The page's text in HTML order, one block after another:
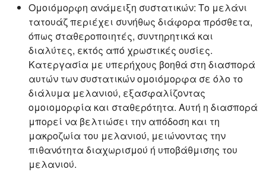
Ομοιόμορφη ανάμειξη συστατικών: Το μελάνι
τατουάζ περιέχει συνήθως διάφορα πρόσθετα,
όπως σταθεροποιητές, συντηρητικά και
διαλύτες, εκτός από χρωστικές ουσίες.
Κατεργασία με υπερήχους βοηθά στη διασπορά
αυτών των συστατικών ομοιόμορφα σε όλο το
διάλυμα μελανιού, εξασφαλίζοντας
ομοιομορφία και σταθερότητα. Αυτή η διασπορά
μπορεί να βελτιώσει την απόδοση και τη
μακροζωία του μελανιού, μειώνοντας την
πιθανότητα διαχωρισμού ή υποβάθμισης του
μελανιού.